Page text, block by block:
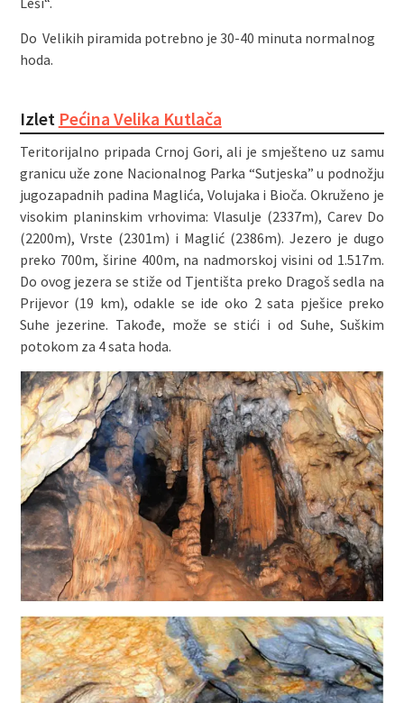
Do Velikih piramida potrebno je 30-40 minuta normalnog
hoda.
Izlet Pećina Velika Kutlača
Teritorijalno pripada Crnoj Gori, ali je smješteno uz samu
granicu uže zone Nacionalnog Parka “Sutjeska” u podnožju
jugozapadnih padina Maglića, Volujaka i Bioča. Okruženo je
visokim planinskim vrhovima: Vlasulje (2337m), Carev Do
(2200m), Vrste (2301m) i Maglić (2386m). Jezero je dugo
preko 700m, širine 400m, na nadmorskoj visini od 1.517m.
Do ovog jezera se stiže od Tjentišta preko Dragoš sedla na
Prijevor (19 km), odakle se ide oko 2 sata pješice preko
Suhe jezerine. Takođe, može se stići i od Suhe, Suškim
potokom za 4 sata hoda.